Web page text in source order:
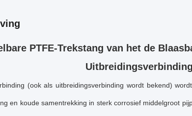
PTFE-Trekstang van het de
Uitbreidingsverbinding
(ook als uitbreidingsverbinding wordt bekend)
en koude samentrekking in sterk corrosief middelgroot